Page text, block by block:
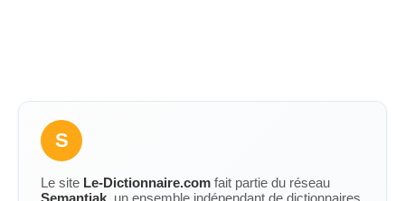
S
Le site Le-Dictionnaire.com fait partie du réseau
Semantiak, un ensemble indépendant de dictionnaires